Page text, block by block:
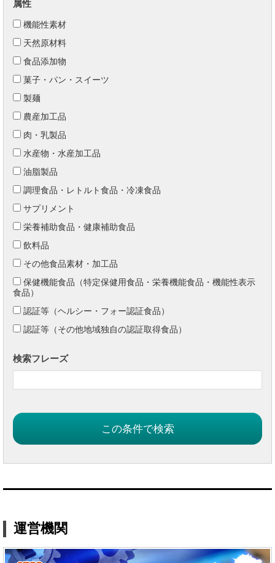
属性
機能性素材
天然原材料
食品添加物
菓子・パン・スイーツ
製麺
農産加工品
肉・乳製品
水産物・水産加工品
油脂製品
調理食品・レトルト食品・冷凍食品
サプリメント
栄養補助食品・健康補助食品
飲料品
その他食品素材・加工品
保健機能食品（特定保健用食品・栄養機能食品・機能性表示
食品）
認証等（ヘルシー・フォー認証食品）
認証等（その他地域独自の認証取得食品）
検索フレーズ
運営機関